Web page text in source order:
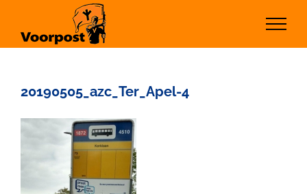
inhoud
20190505_azc_Ter_Apel-4